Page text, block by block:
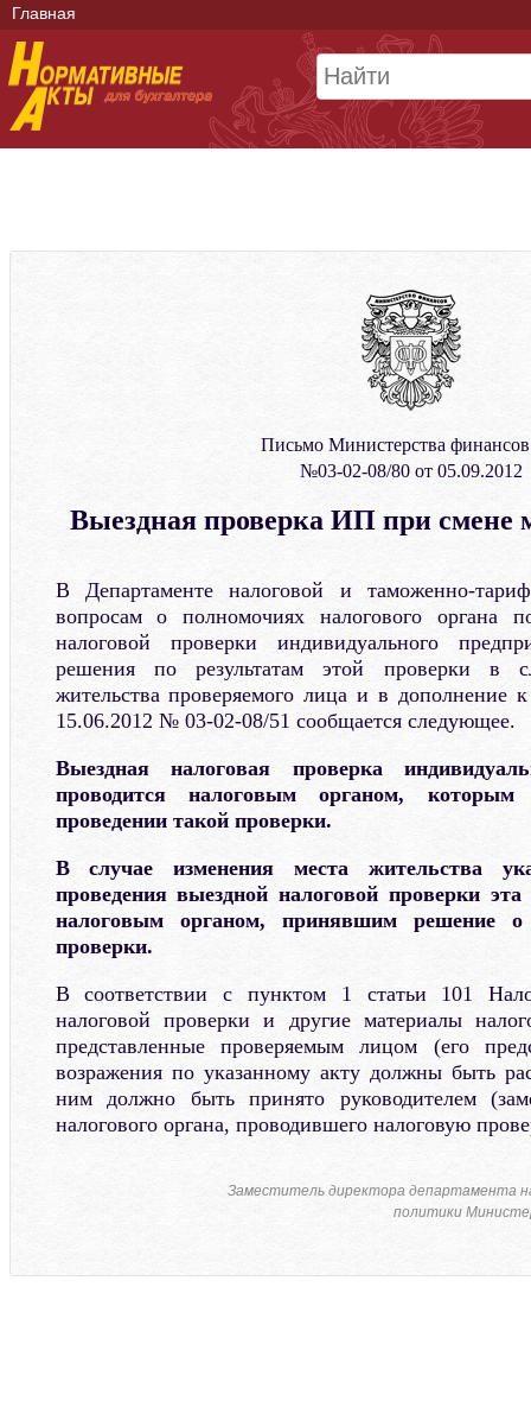
Главная
Письмо Министерства
№03-02-08/80 от 05.09.2012
Выездная проверка ИП при смене
В Департаменте налоговой и таможенно-
вопросам о полномочиях налогового органа
налоговой проверки индивидуального
решения по результатам этой проверки в
жительства проверяемого лица и в дополнение
15.06.2012 № 03-02-08/51 сообщается следующее.
Выездная налоговая проверка
проводится налоговым органом,
проведении такой проверки.
В случае изменения места жительства
проведения выездной налоговой проверки
налоговым органом, принявшим решение о
проверки.
В соответствии с пунктом 1 статьи 101
налоговой проверки и другие материалы
представленные проверяемым лицом (его
возражения по указанному акту должны быть
ним должно быть принято руководителем
налогового органа, проводившего налоговую
Заместитель директора департамента
политики